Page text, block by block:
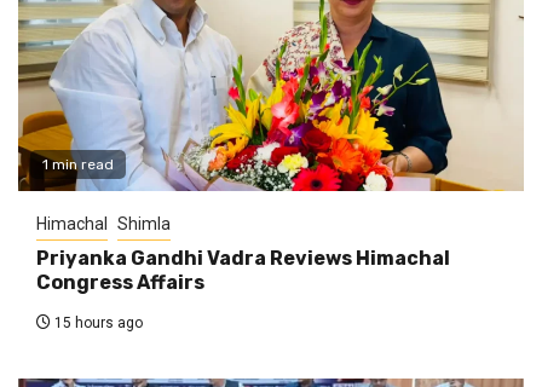
1 min read
Himachal Shimla
Priyanka Gandhi Vadra Reviews Himachal
Congress Affairs
15 hours ago